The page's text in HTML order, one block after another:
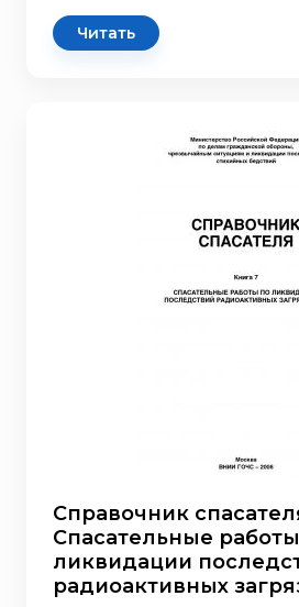
Читать
Справочник
Спасательные
ликвидации
радиоактивных